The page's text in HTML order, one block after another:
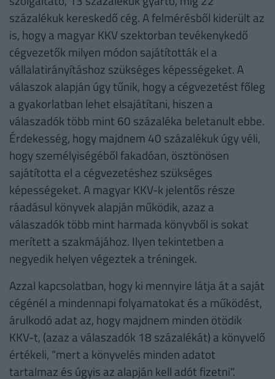
százalékuk kereskedő cég. A felmérésből kiderült az
is, hogy a magyar KKV szektorban tevékenykedő
cégvezetők milyen módon sajátították el a
vállalatirányításhoz szükséges képességeket. A
válaszok alapján úgy tűnik, hogy a cégvezetést főleg
a gyakorlatban lehet elsajátítani, hiszen a
válaszadók több mint 60 százaléka beletanult ebbe.
Érdekesség, hogy majdnem 40 százalékuk úgy véli,
hogy személyiségéből fakadóan, ösztönösen
sajátította el a cégvezetéshez szükséges
képességeket. A magyar KKV-k jelentős része
ráadásul könyvek alapján működik, azaz a
válaszadók több mint harmada könyvből is sokat
merített a szakmájához. Ilyen tekintetben a
negyedik helyen végeztek a tréningek.
Azzal kapcsolatban, hogy ki mennyire látja át a saját
cégénél a mindennapi folyamatokat és a működést,
árulkodó adat az, hogy majdnem minden ötödik
KKV-t, (azaz a válaszadók 18 százalékát) a könyvelő
értékeli, “mert a könyvelés minden adatot
tartalmaz és úgyis az alapján kell adót fizetni".